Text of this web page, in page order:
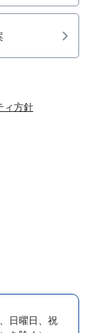
ィ方針
、日曜日、祝